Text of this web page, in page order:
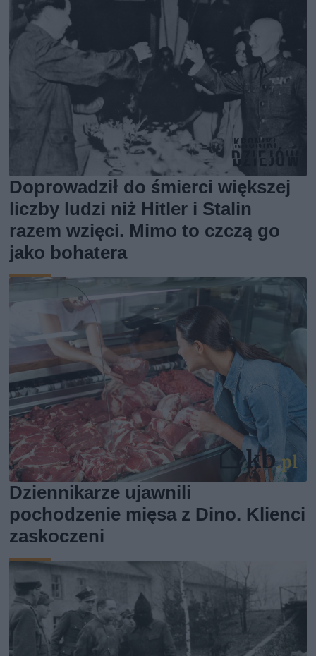
Doprowadził do śmierci większej
liczby ludzi niż Hitler i Stalin
razem wzięci. Mimo to czczą go
jako bohatera
Dziennikarze ujawnili
pochodzenie mięsa z Dino. Klienci
zaskoczeni